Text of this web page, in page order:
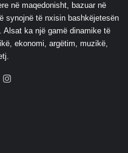
në maqedonisht, bazuar në
synojnë të nxisin bashkëjetesën
Alsat ka një gamë dinamike të
ekonomi, argëtim, muzikë,
YouTube